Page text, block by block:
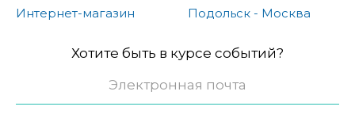
Интернет-магазин
Подольск - Москва
Хотите быть в курсе событий?